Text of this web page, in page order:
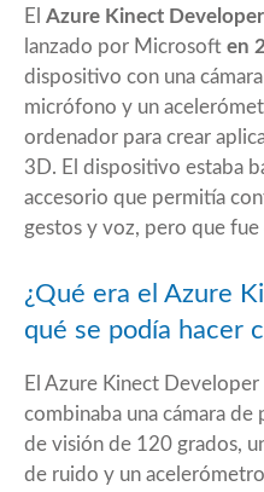
El Azure Kinect
lanzado por Microsoft en
dispositivo con una
micrófono y un
ordenador para crear
3D. El dispositivo estaba
accesorio que permitía
gestos y voz, pero que
¿Qué era el Azure
qué se podía hacer
El Azure Kinect
combinaba una cámara
de visión de 120 grados,
de ruido y un